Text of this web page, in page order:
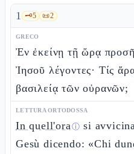
1 🗝️5 📜2
GRECO
Ἐν ἐκείνῃ τῇ ὥρᾳ
Ἰησοῦ λέγοντες· Τίς
βασιλείᾳ τῶν οὐρανῶν;
LETTURA ORTODOSSA
In quell'oraⓘ si
Gesù dicendo: «Chi